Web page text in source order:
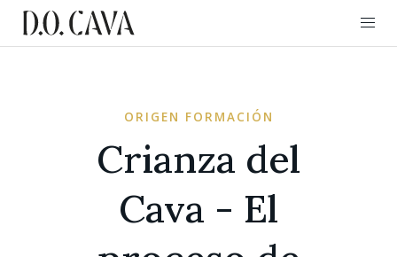
ORIGEN FORMACIÓN
Crianza del
Cava - El